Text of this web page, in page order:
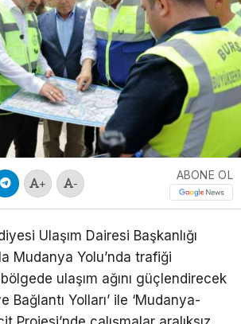
+ -
ABONE OL
Ulaşım Dairesi Başkanlığı
Mudanya Yolu’nda trafiği
ulaşım ağını güçlendirecek
Bağlantı Yolları’ ile ‘Mudanya-